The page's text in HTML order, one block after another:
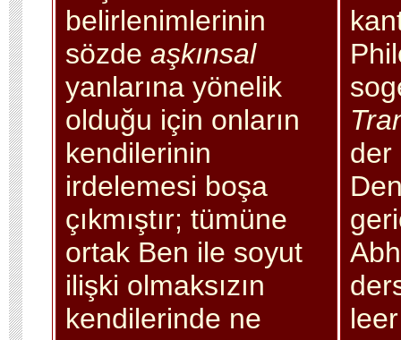
belirlenimlerinin
sözde aşkınsal
yanlarına yönelik
olduğu için onların
kendilerinin
irdelemesi boşa
çıkmıştır; tümüne
ortak Ben ile soyut
ilişki olmaksızın
kendilerinde ne
der